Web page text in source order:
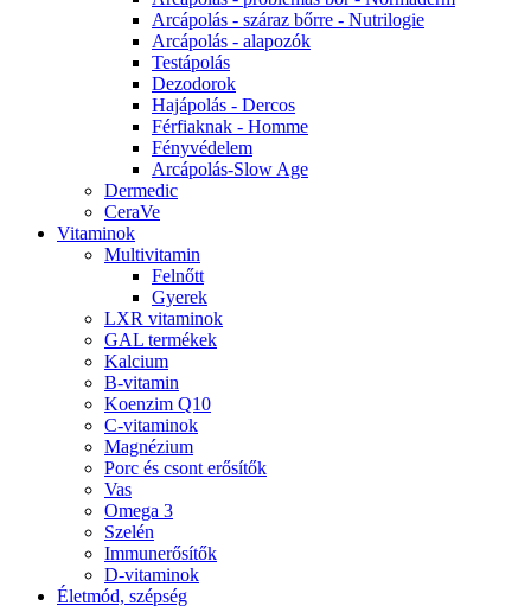
Arcápolás - száraz bőrre - Nutrilogie
Arcápolás - alapozók
Testápolás
Dezodorok
Hajápolás - Dercos
Férfiaknak - Homme
Fényvédelem
Arcápolás-Slow Age
Dermedic
CeraVe
Vitaminok
Multivitamin
Felnőtt
Gyerek
LXR vitaminok
GAL termékek
Kalcium
B-vitamin
Koenzim Q10
C-vitaminok
Magnézium
Porc és csont erősítők
Vas
Omega 3
Szelén
Immunerősítők
D-vitaminok
Életmód, szépség